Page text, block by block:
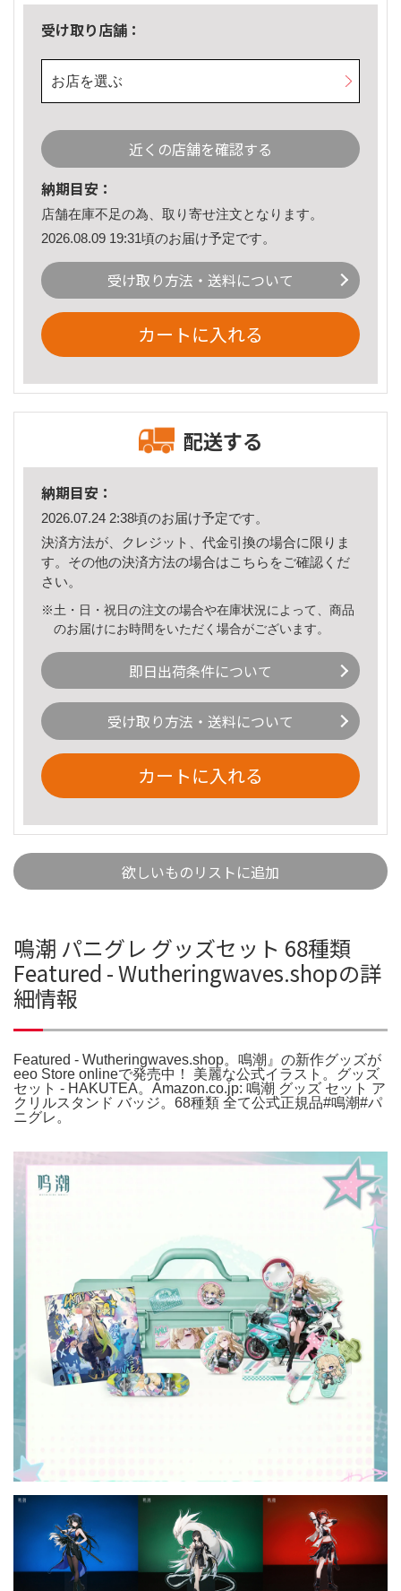
受け取り店舗：
お店を選ぶ
近くの店舗を確認する
納期目安：
店舗在庫不足の為、取り寄せ注文となります。
2026.08.09 19:31頃のお届け予定です。
受け取り方法・送料について
カートに入れる
配送する
納期目安：
2026.07.24 2:38頃のお届け予定です。
決済方法が、クレジット、代金引換の場合に限りま
す。その他の決済方法の場合はこちら をご確認くだ
さい。
※土・日・祝日の注文の場合や在庫状況によって、商品
のお届けにお時間をいただく場合がございます。
即日出荷条件について
受け取り方法・送料について
カートに入れる
欲しいものリストに追加
鳴潮 パニグレ グッズセット 68種類
Featured - Wutheringwaves.shopの詳
細情報
Featured - Wutheringwaves.shop。鳴潮』の新作グッズが
eeo Store onlineで発売中！ 美麗な公式イラスト。グッズ
セット - HAKUTEA。Amazon.co.jp: 鳴潮 グッズ セット ア
クリルスタンド バッジ。68種類 全て公式正規品#鳴潮#パ
ニグレ。